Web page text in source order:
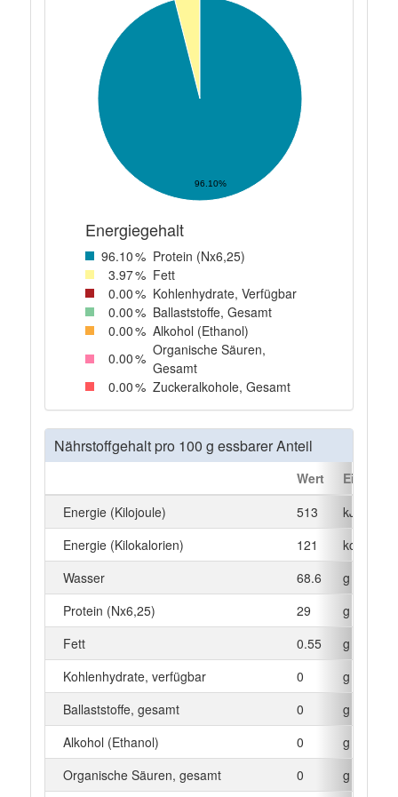
96.10%
Energiegehalt
96.10% Protein (Nx6,25)
3.97% Fett
0.00% Kohlenhydrate, Verfügbar
0.00% Ballaststoffe, Gesamt
0.00% Alkohol (Ethanol)
0.00% Organische Säuren,
Gesamt
0.00% Zuckeralkohole, Gesamt
Nährstoffgehalt pro 100 g essbarer Anteil
Wert
Einheit
Energie (Kilojoule)
513
kJ
Energie (Kilokalorien)
121
kcal
Wasser
68.6
g
Protein (Nx6,25)
29
g
Fett
0.55
g
Kohlenhydrate, verfügbar
0
g
Ballaststoffe, gesamt
0
g
Alkohol (Ethanol)
0
g
Organische Säuren, gesamt
0
g